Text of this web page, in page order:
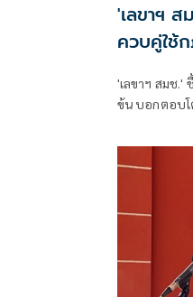
'เลขาฯ
ควบคู่ใช้
'เลขาฯ สมช.'
ข้น บอกตอบโ